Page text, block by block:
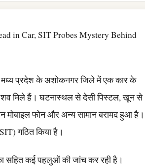
in Car, SIT Probes Mystery Behind
प्रदेश के अशोकनगर जिले में एक कार के
के शव मिले हैं। घटनास्थल से देसी पिस्टल, खून से
मोबाइल फोन और अन्य सामान बरामद हुआ है।
गठित किया है।
सहित कई पहलुओं की जांच कर रही है।